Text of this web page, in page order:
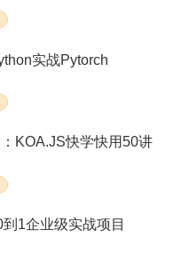
实战Pytorch
KOA.JS快学快用50讲
1企业级实战项目